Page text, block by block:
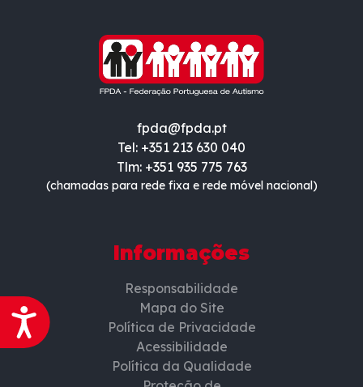
Acessibilidade
fpda@fpda.pt
Tel: +351 213 630 040
Tlm: +351 935 775 763
(chamadas para rede fixa e rede móvel nacional)
Informações
Responsabilidade
Mapa do Site
Política de Privacidade
Acessibilidade
Política da Qualidade